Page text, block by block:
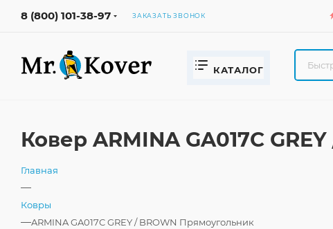
8 (800) 101-38-97 ЗАКАЗАТЬ ЗВОНОК
КАТАЛОГ
Ковер ARMINA GA017C
Главная
—
Ковры
—ARMINA GA017C GREY / BROWN Прямоугольник